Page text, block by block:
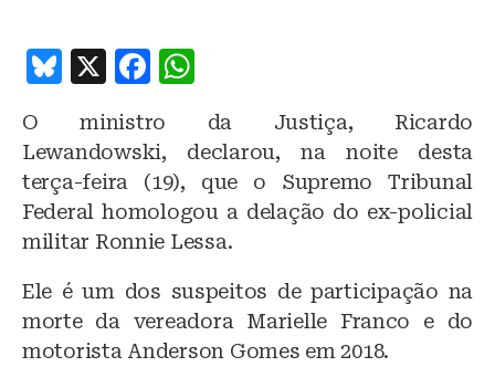
B
e
s
k
y
X
F
c
e
b
o
o
k
at
s
A
p
p
O ministro da Justiça, Ricardo
Lewandowski, declarou, na noite desta
terça-feira (19), que o Supremo Tribunal
Federal homologou a delação do ex-policial
militar Ronnie Lessa.
Ele é um dos suspeitos de participação na
morte da vereadora Marielle Franco e do
motorista Anderson Gomes em 2018.